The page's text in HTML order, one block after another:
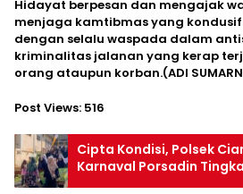
Hidayat berpesan dan mengajak
menjaga kamtibmas yang
dengan selalu waspada dalam
kriminalitas jalanan yang kerap
orang ataupun korban.(ADI
Post Views: 516
Cipta Kondisi, Polsek Ciamis
Karnaval Porsadin
Baregbeg